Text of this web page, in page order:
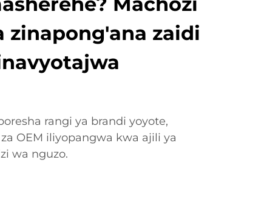
zinapong'ana zaidi
rangi ya brandi yoyote,
OEM iliyopangwa kwa ajili ya
wa nguzo.